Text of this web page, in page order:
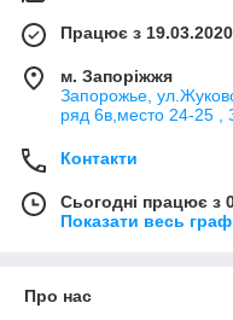
Працює з 19.03.2020
м. Запоріжжя
Запорожье,
ряд 6в,место 24-25 ,
Контакти
Сьогодні працює з
Показати весь
Про нас